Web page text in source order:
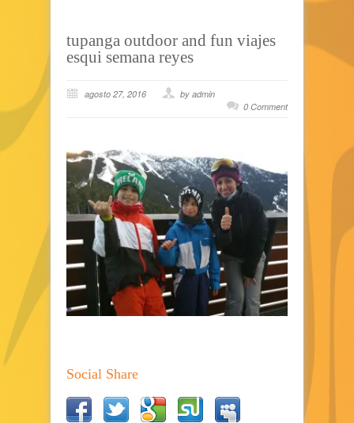
tupanga outdoor and fun viajes
esqui semana reyes
agosto 27, 2016
by admin
0 Comment
Social Share